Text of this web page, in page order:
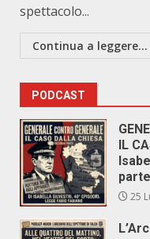
spettacolo...
Continua a leggere...
PODCAST
IL
parte
25